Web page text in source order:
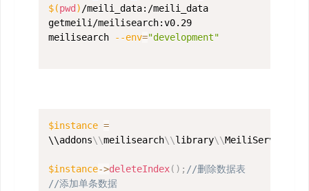
$(pwd ) /meili_data:/meili_data
getmeili/meilisearch:v0.29
meilisearch
--env="development"
$instance =
\\addons\\meilisearch\\library\\MeiliService
$instance->deleteIndex( ) ; //删除数据表
//添加单条数据